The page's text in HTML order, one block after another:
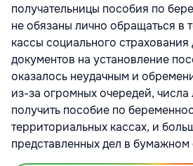
получательницы пособия по
не обязаны лично обращаться в
кассы социального страхования
документов на установление
оказалось неудачным и
из-за огромных очередей,
получить пособие по
территориальных кассах, и
представленных дел в